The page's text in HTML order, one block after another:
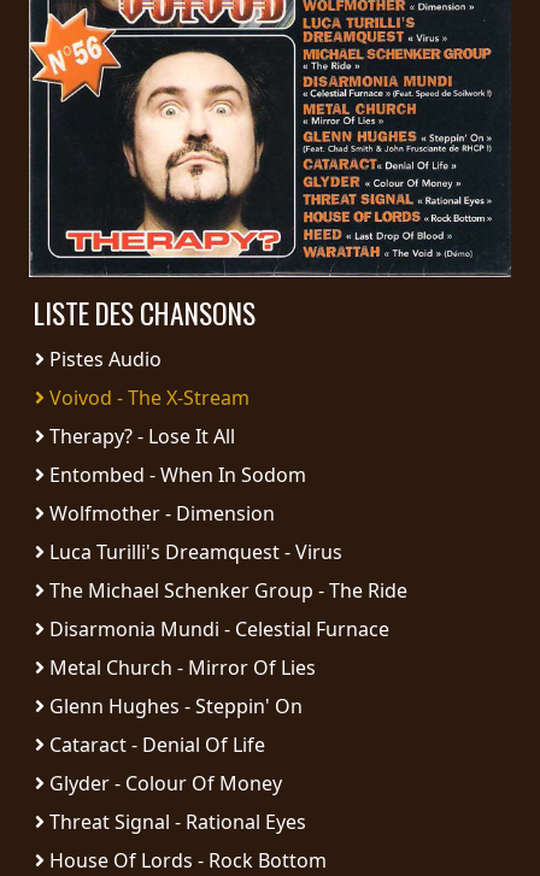
CONTACT
CONNEXION
CONNECTÉS
CONDITIONS
D'UTILISATION
POLITIQUE
DE
RETOURS
CREDITS
CHOISIR
UN
THÈME
SYMPHONIQUE
MORGOTH
LISTE DES CHANSONS
Pistes Audio
Voivod - The X-Stream
Therapy? - Lose It All
Entombed - When In Sodom
Wolfmother - Dimension
Luca Turilli's Dreamquest - Virus
The Michael Schenker Group - The Ride
Disarmonia Mundi - Celestial Furnace
Metal Church - Mirror Of Lies
Glenn Hughes - Steppin' On
Cataract - Denial Of Life
Glyder - Colour Of Money
Threat Signal - Rational Eyes
House Of Lords - Rock Bottom